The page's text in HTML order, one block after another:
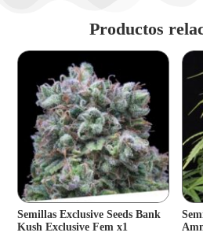
Productos
Semillas Exclusive Seeds Bank
Kush Exclusive Fem x1